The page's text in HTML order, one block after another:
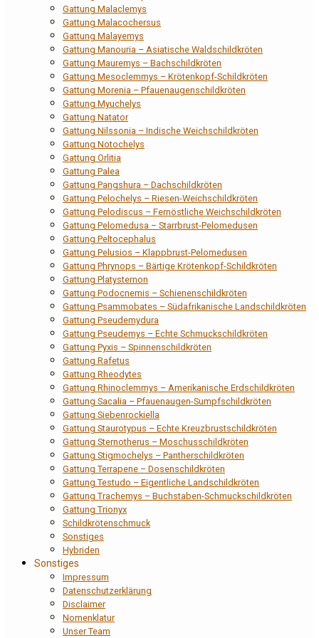
Gattung Malaclemys
Gattung Malacochersus
Gattung Malayemys
Gattung Manouria – Asiatische Waldschildkröten
Gattung Mauremys – Bachschildkröten
Gattung Mesoclemmys – Krötenkopf-Schildkröten
Gattung Morenia – Pfauenaugenschildkröten
Gattung Myuchelys
Gattung Natator
Gattung Nilssonia – Indische Weichschildkröten
Gattung Notochelys
Gattung Orlitia
Gattung Palea
Gattung Pangshura – Dachschildkröten
Gattung Pelochelys – Riesen-Weichschildkröten
Gattung Pelodiscus – Fernöstliche Weichschildkröten
Gattung Pelomedusa – Starrbrust-Pelomedusen
Gattung Peltocephalus
Gattung Pelusios – Klappbrust-Pelomedusen
Gattung Phrynops – Bärtige Krötenkopf-Schildkröten
Gattung Platysternon
Gattung Podocnemis – Schienenschildkröten
Gattung Psammobates – Südafrikanische Landschildkröten
Gattung Pseudemydura
Gattung Pseudemys – Echte Schmuckschildkröten
Gattung Pyxis – Spinnenschildkröten
Gattung Rafetus
Gattung Rheodytes
Gattung Rhinoclemmys – Amerikanische Erdschildkröten
Gattung Sacalia – Pfauenaugen-Sumpfschildkröten
Gattung Siebenrockiella
Gattung Staurotypus – Echte Kreuzbrustschildkröten
Gattung Sternotherus – Moschusschildkröten
Gattung Stigmochelys – Pantherschildkröten
Gattung Terrapene – Dosenschildkröten
Gattung Testudo – Eigentliche Landschildkröten
Gattung Trachemys – Buchstaben-Schmuckschildkröten
Gattung Trionyx
Schildkrötenschmuck
Sonstiges
Hybriden
Sonstiges
Impressum
Datenschutzerklärung
Disclaimer
Nomenklatur
Unser Team